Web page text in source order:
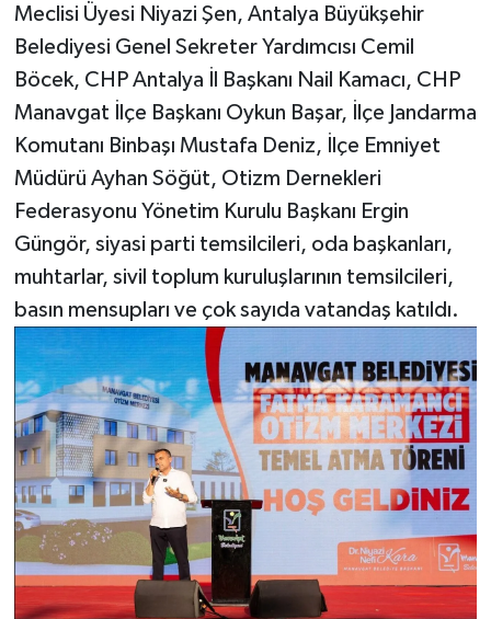
Meclisi Üyesi Niyazi Şen, Antalya Büyükşehir
Belediyesi Genel Sekreter Yardımcısı Cemil
Böcek, CHP Antalya İl Başkanı Nail Kamacı, CHP
Manavgat İlçe Başkanı Oykun Başar, İlçe Jandarma
Komutanı Binbaşı Mustafa Deniz, İlçe Emniyet
Müdürü Ayhan Söğüt, Otizm Dernekleri
Federasyonu Yönetim Kurulu Başkanı Ergin
Güngör, siyasi parti temsilcileri, oda başkanları,
muhtarlar, sivil toplum kuruluşlarının temsilcileri,
basın mensupları ve çok sayıda vatandaş katıldı.